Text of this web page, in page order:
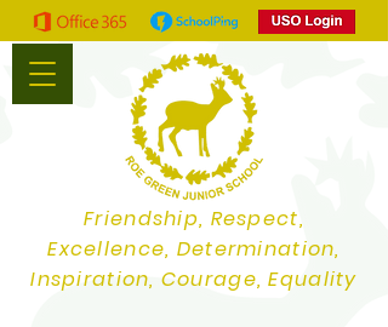
Friendship, Respect,
Excellence, Determination,
Inspiration, Courage, Equality